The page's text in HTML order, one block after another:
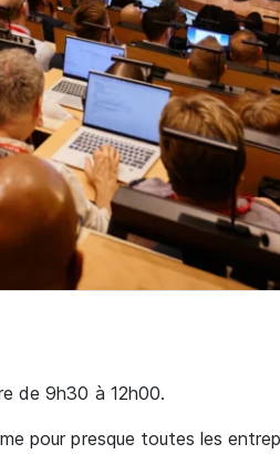
de 9h30 à 12h00.
pour presque toutes les